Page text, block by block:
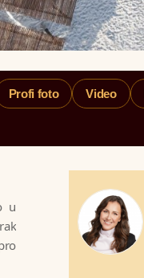
Profi foto Video
u